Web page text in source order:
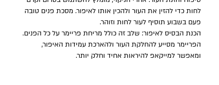
לחות כדי להזין את העור ולהכין אותו לאיפור. מסכת פנים טובה
פעם בשבוע תוסיף לעור לחות וזוהר.
הכנת הבסיס לאיפור: שלב זה כולל מריחת פריימר על כל הפנים.
הפריימר מסייע להחלקת העור ולהארכת עמידות האיפור,
ומאפשר למייקאפ להיראות אחיד וחלק יותר.